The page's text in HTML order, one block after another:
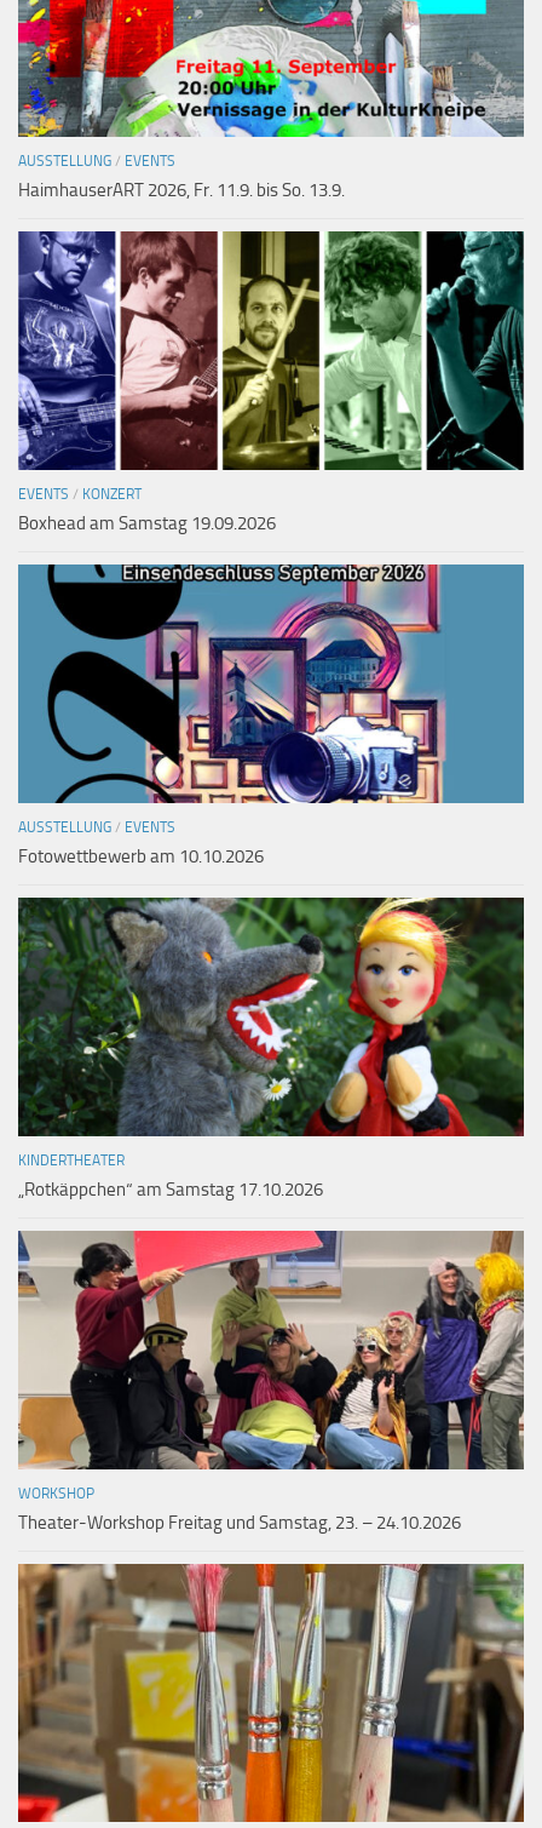
AUSSTELLUNG / EVENTS
HaimhauserART 2026, Fr. 11.9. bis So. 13.9.
EVENTS / KONZERT
Boxhead am Samstag 19.09.2026
AUSSTELLUNG / EVENTS
Fotowettbewerb am 10.10.2026
KINDERTHEATER
„Rotkäppchen“ am Samstag 17.10.2026
WORKSHOP
Theater-Workshop Freitag und Samstag, 23. – 24.10.2026